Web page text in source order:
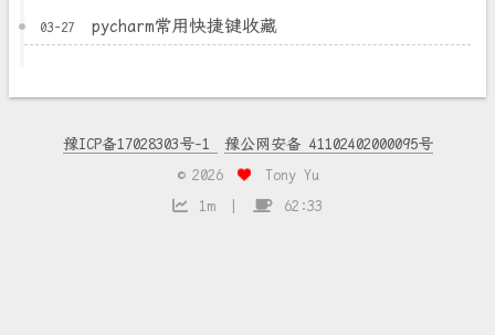
03-27 pycharm常用快捷键收藏
豫ICP备17028303号-1
豫公网安备 41102402000095号
© 2026
Tony Yu
1m
62:33